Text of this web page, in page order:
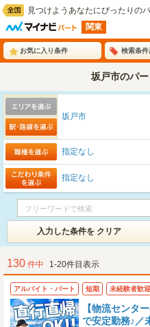
見つけようあなたにぴったりの
関東
お気に入り条件 検索条件
坂戸市のパ
坂戸市
指定なし
指定なし
入力した条件を クリア
130 件中 1-20件目表示
アルバイト・パート 短期 未経験者歓迎
【物流センタ
で安定勤務♪